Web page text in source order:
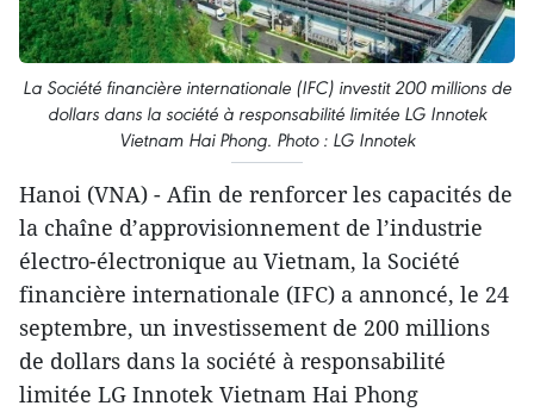
La Société financière internationale (IFC) investit 200 millions de
dollars dans la société à responsabilité limitée LG Innotek
Vietnam Hai Phong. Photo : LG Innotek
Hanoi (VNA) - Afin de renforcer les capacités de
la chaîne d’approvisionnement de l’industrie
électro-électronique au Vietnam, la Société
financière internationale (IFC) a annoncé, le 24
septembre, un investissement de 200 millions
de dollars dans la société à responsabilité
limitée LG Innotek Vietnam Hai Phong